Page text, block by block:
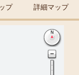
プ 詳細マップ